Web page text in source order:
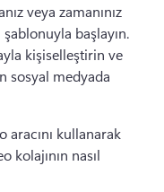
veya zamanınız
kişiselleştirin ve
sosyal medyada
kullanarak
kolajının nasıl